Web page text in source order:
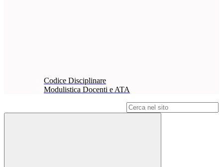
Codice Disciplinare
Modulistica Docenti e ATA